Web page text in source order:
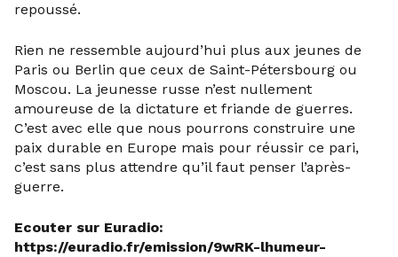
repoussé.
Rien ne ressemble aujourd’hui plus aux jeunes de
Paris ou Berlin que ceux de Saint-Pétersbourg ou
Moscou. La jeunesse russe n’est nullement
amoureuse de la dictature et friande de guerres.
C’est avec elle que nous pourrons construire une
paix durable en Europe mais pour réussir ce pari,
c’est sans plus attendre qu’il faut penser l’après-
guerre.
Ecouter sur Euradio:
https://euradio.fr/emission/9wRK-lhumeur-